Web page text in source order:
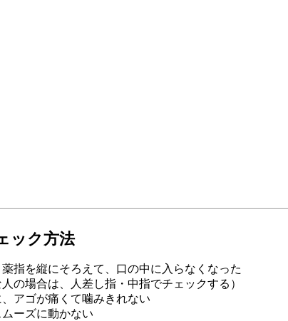
ック方法
指を縦にそろえて、口の中に入らなくなった
人の場合は、人差し指・中指でチェックする）
アゴが痛くて噛みきれない
ーズに動かない